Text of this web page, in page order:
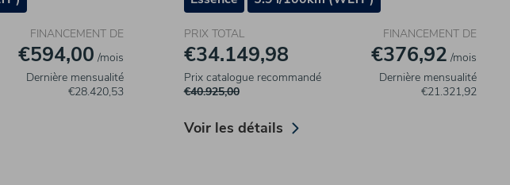
FINANCEMENT DE
€594,00 /mois
Dernière mensualité
€28.420,53
PRIX TOTAL
€34.149,98
Prix catalogue recommandé
€40.925,00
FINANCEMENT DE
€376,92 /mois
Dernière mensualité
€21.321,92
Voir les détails